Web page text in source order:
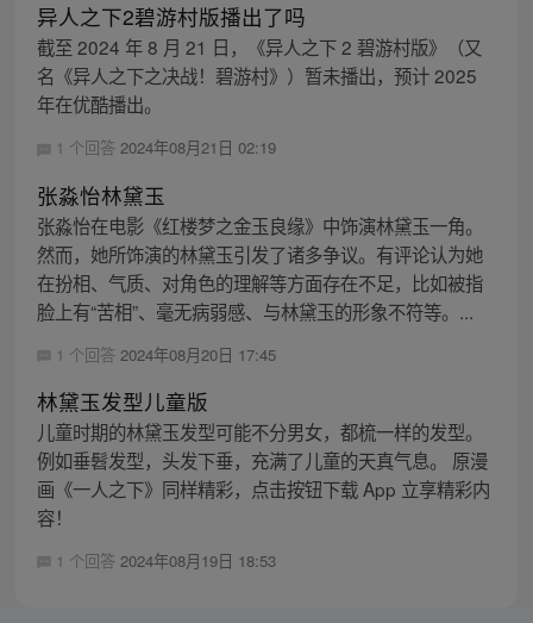
异人之下2碧游村版播出了吗
截至 2024 年 8 月 21 日，《异人之下 2 碧游村版》（又
名《异人之下之决战！碧游村》）暂未播出，预计 2025
年在优酷播出。
1 个回答 2024年08月21日 02:19
张淼怡林黛玉
张淼怡在电影《红楼梦之金玉良缘》中饰演林黛玉一角。
然而，她所饰演的林黛玉引发了诸多争议。有评论认为她
在扮相、气质、对角色的理解等方面存在不足，比如被指
脸上有“苦相”、毫无病弱感、与林黛玉的形象不符等。...
1 个回答 2024年08月20日 17:45
林黛玉发型儿童版
儿童时期的林黛玉发型可能不分男女，都梳一样的发型。
例如垂髫发型，头发下垂，充满了儿童的天真气息。 原漫
画《一人之下》同样精彩，点击按钮下载 App 立享精彩内
容！
1 个回答 2024年08月19日 18:53